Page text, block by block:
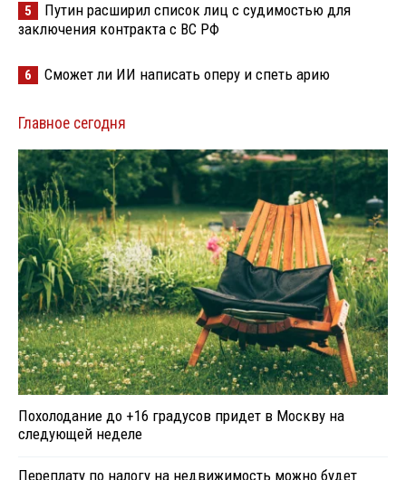
5
Путин расширил список лиц с судимостью для
заключения контракта с ВС РФ
6 Сможет ли ИИ написать оперу и спеть арию
Главное сегодня
Похолодание до +16 градусов придет в Москву на
следующей неделе
Переплату по налогу на недвижимость можно будет